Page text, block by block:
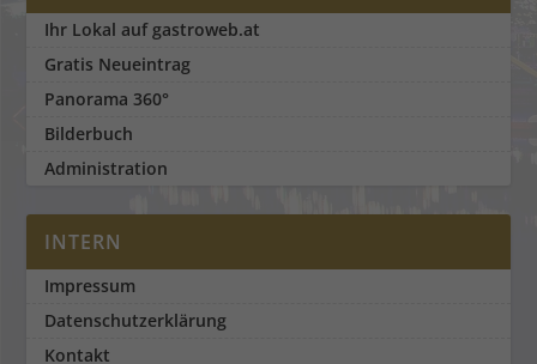
Ihr Lokal auf gastroweb.at
Gratis Neueintrag
Panorama 360°
Bilderbuch
Administration
INTERN
Impressum
Datenschutzerklärung
Kontakt